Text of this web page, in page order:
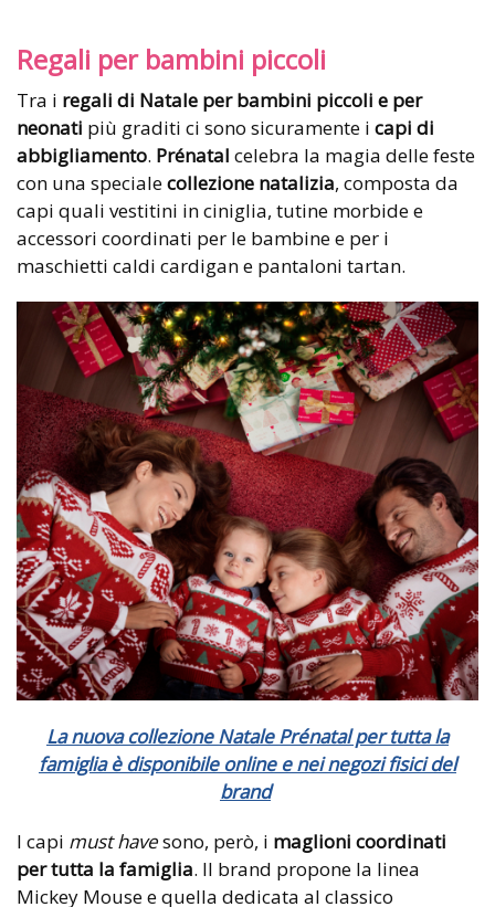
Regali per bambini piccoli
Tra i regali di Natale per bambini piccoli e per
neonati più graditi ci sono sicuramente i capi di
abbigliamento. Prénatal celebra la magia delle feste
con una specialecollezione natalizia, composta da
capi quali vestitini in ciniglia, tutine morbide e
accessori coordinati per le bambine e per i
maschietti caldi cardigan e pantaloni tartan.
La nuova collezione Natale Prénatal per tutta la
famiglia è disponibile online e nei negozi fisici del
brand
I capi must havesono, però, i maglioni coordinati
per tutta la famiglia. Il brand propone la linea
Mickey Mouse e quella dedicata al classico